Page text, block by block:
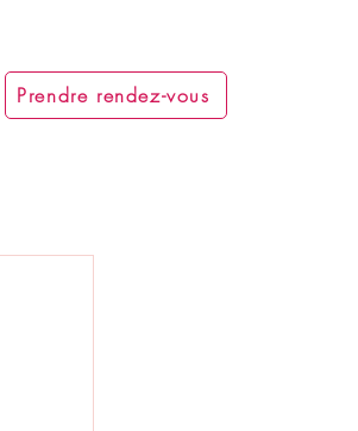
Prendre rendez-vous